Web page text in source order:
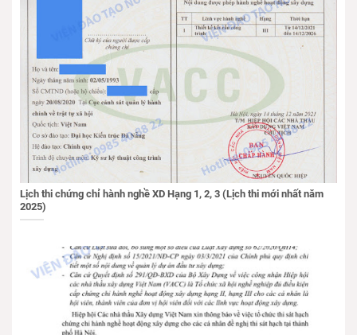
Lịch thi chứng chỉ hành nghề XD Hạng 1, 2, 3 (Lịch thi mới nhất năm
2025)